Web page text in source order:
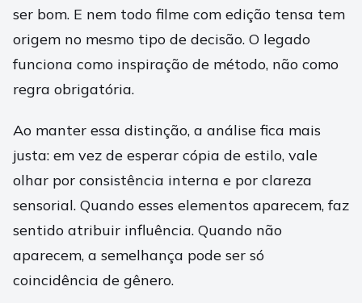
ser bom. E nem todo filme com edição tensa tem
origem no mesmo tipo de decisão. O legado
funciona como inspiração de método, não como
regra obrigatória.
Ao manter essa distinção, a análise fica mais
justa: em vez de esperar cópia de estilo, vale
olhar por consistência interna e por clareza
sensorial. Quando esses elementos aparecem, faz
sentido atribuir influência. Quando não
aparecem, a semelhança pode ser só
coincidência de gênero.